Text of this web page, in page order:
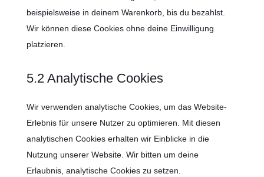
beispielsweise in deinem Warenkorb, bis du bezahlst.
Wir können diese Cookies ohne deine Einwilligung
platzieren.
5.2 Analytische Cookies
Wir verwenden analytische Cookies, um das Website-
Erlebnis für unsere Nutzer zu optimieren. Mit diesen
analytischen Cookies erhalten wir Einblicke in die
Nutzung unserer Website. Wir bitten um deine
Erlaubnis, analytische Cookies zu setzen.